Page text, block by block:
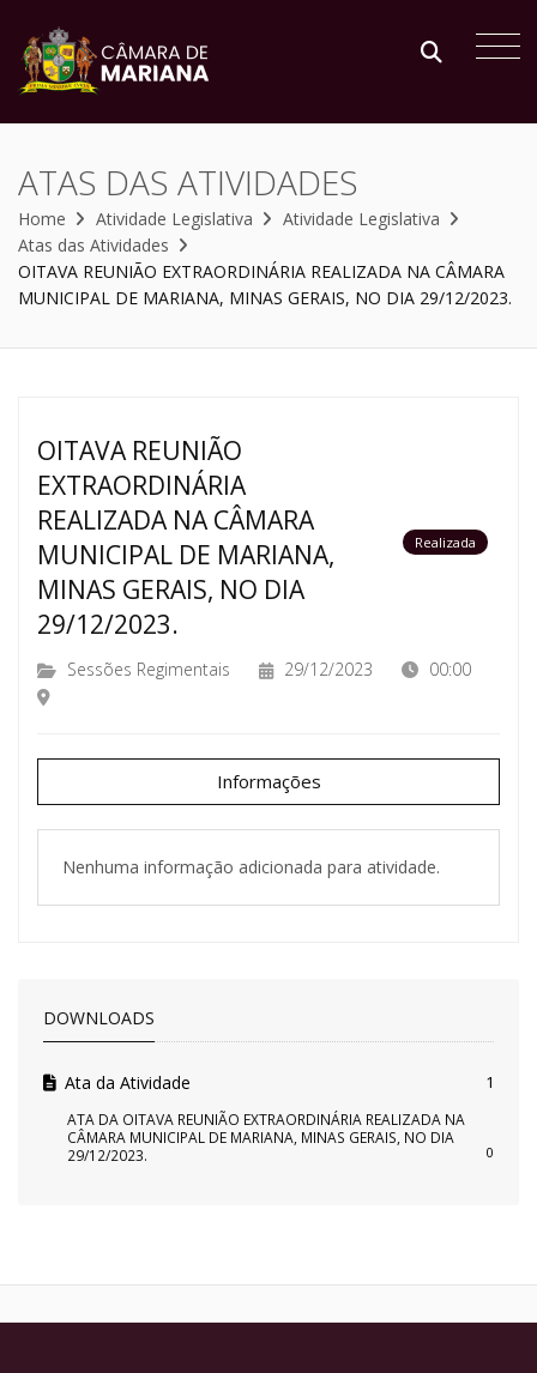
ATAS DAS ATIVIDADES
Home Atividade Legislativa
Atividade Legislativa
Atas das Atividades
OITAVA REUNIÃO EXTRAORDINÁRIA REALIZADA NA CÂMARA
MUNICIPAL DE MARIANA, MINAS GERAIS, NO DIA 29/12/2023.
OITAVA REUNIÃO
EXTRAORDINÁRIA
REALIZADA NA CÂMARA
MUNICIPAL DE MARIANA,
MINAS GERAIS, NO DIA
29/12/2023.
Realizada
Sessões Regimentais 29/12/2023 00:00
Informações
Nenhuma informação adicionada para atividade.
DOWNLOADS
Ata da Atividade 1
ATA DA OITAVA REUNIÃO EXTRAORDINÁRIA REALIZADA NA
CÂMARA MUNICIPAL DE MARIANA, MINAS GERAIS, NO DIA
29/12/2023.
0